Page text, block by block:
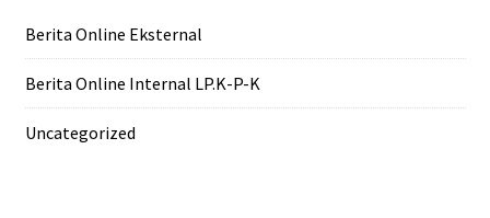
Berita Online Eksternal
Berita Online Internal LP.K-P-K
Uncategorized